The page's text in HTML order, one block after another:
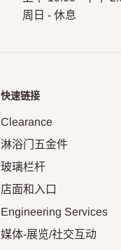
周日 - 休息
快速链接
Clearance
淋浴门五金件
玻璃栏杆
店面和入口
Engineering Services
媒体-展览/社交互动